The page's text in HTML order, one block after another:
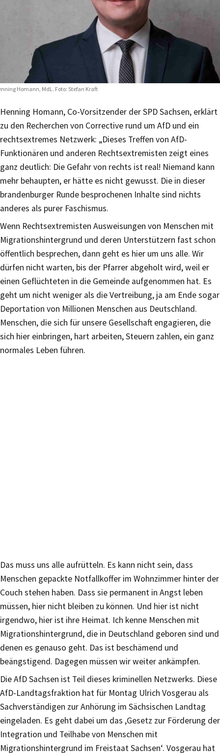
Homann, MdL. Foto: Stefan Kraft
Henning Homann, Co-Vorsitzender der SPD Sachsen, erklärt
zu den Recherchen von Corrective rund um AfD und ein
rechtsextremes Netzwerk: „Dieses Treffen von AfD-
Funktionären und anderen Rechtsextremisten zeigt eines
ganz deutlich: Die Gefahr von rechts ist real! Niemand kann
mehr behaupten, er hätte es nicht gewusst. Die in dieser
brandenburger Runde besprochenen Inhalte sind nichts
anderes als purer Faschismus.
Wenn Rechtsextremisten Ausweisungen von Menschen mit
Migrationshintergrund und deren Unterstützern fast schon
öffentlich besprechen, dann geht es hier um uns alle. Wir
dürfen nicht warten, bis der Pfarrer abgeholt wird, weil er
einen Geflüchteten in die Gemeinde aufgenommen hat. Es
geht um nicht weniger als die Vertreibung, ja am Ende sogar
Deportation von Millionen Menschen aus Deutschland.
Menschen, die sich für unsere Gesellschaft engagieren, die
sich hier einbringen, hart arbeiten, Steuern zahlen, ein ganz
normales Leben führen.
Das muss uns alle aufrütteln. Es kann nicht sein, dass
Menschen gepackte Notfallkoffer im Wohnzimmer hinter der
Couch stehen haben. Dass sie permanent in Angst leben
müssen, hier nicht bleiben zu können. Und hier ist nicht
irgendwo, hier ist ihre Heimat. Ich kenne Menschen mit
Migrationshintergrund, die in Deutschland geboren sind und
denen es genauso geht. Das ist beschämend und
beängstigend. Dagegen müssen wir weiter ankämpfen.
Die AfD Sachsen ist Teil dieses kriminellen Netzwerks. Diese
AfD-Landtagsfraktion hat für Montag Ulrich Vosgerau als
Sachverständigen zur Anhörung im Sächsischen Landtag
eingeladen. Es geht dabei um das ,Gesetz zur Förderung der
Integration und Teilhabe von Menschen mit
Migrationshintergrund im Freistaat Sachsen‘. Vosgerau hat